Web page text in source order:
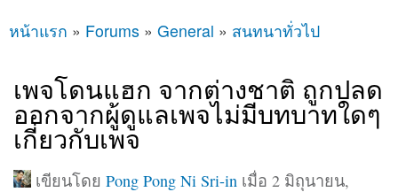
คุณอยู่ที่นี่
หน้าแรก » Forums » General » สนทนาทั่วไป
เพจโดนแฮก จากต่างชาติ ถูกปลด
ออกจากผู้ดูแลเพจไม่มีบทบาทใดๆ
เกี่ยวกับเพจ
เขียนโดย Pong Pong Ni Sri-in เมื่อ 2 มิถุนายน,